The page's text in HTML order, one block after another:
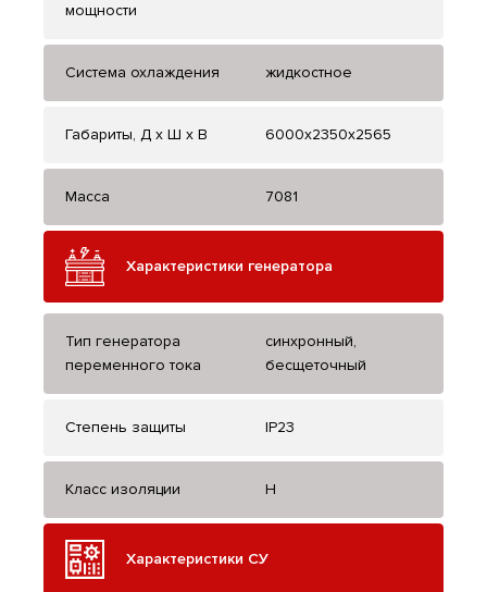
мощности
Система охлаждения жидкостное
Габариты, Д x Ш x В 6000x2350x2565
Масса 7081
Характеристики генератора
Тип генератора
переменного тока
синхронный,
бесщеточный
Степень защиты IP23
Класс изоляции H
Характеристики СУ